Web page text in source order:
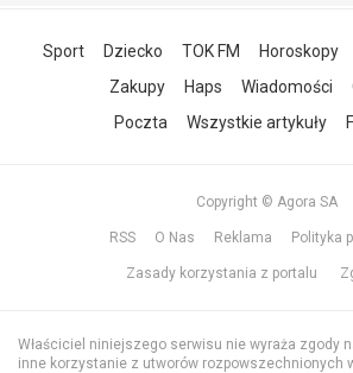
Sport Dziecko TOK FM Horoskopy
Zakupy
Haps Wiadomości
Poczta
Wszystkie artykuły
Copyright © Agora SA
RSS O Nas Reklama Polityka
Zasady korzystania z portalu
Właściciel niniejszego serwisu nie wyraża zgody
inne korzystanie z utworów rozpowszechnionych